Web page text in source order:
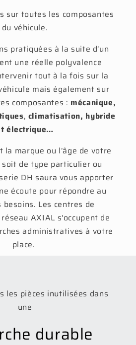
sur toutes les composantes
du véhicule.
pratiquées à la suite d’un
une réelle polyvalence
tout à la fois sur la
mais également sur
composantes : mécanique,
, climatisation, hybride
électrique…
la marque ou l’âge de votre
soit de type particulier ou
DH saura vous apporter
écoute pour répondre au
besoins. Les centres de
AXIAL s'occupent de
administratives à votre
place.
les pièces inutilisées dans
une
durable